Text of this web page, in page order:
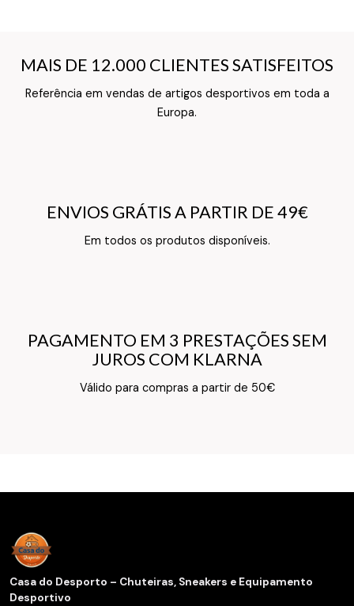
MAIS DE 12.000 CLIENTES SATISFEITOS
Referência em vendas de artigos desportivos em toda a
Europa.
MAIS DE 12.000 CLIENTES SATISFEITOS
Texto do Verso do Cartão de Informação
ENVIOS GRÁTIS A PARTIR DE 49€
Em todos os produtos disponíveis.
ENVIOS GRÁTIS A PARTIR DE 49€
Texto do Verso do Cartão de Informação
PAGAMENTO EM 3 PRESTAÇÕES SEM
JUROS COM KLARNA
Válido para compras a partir de 50€
PAGAMENTO EM 3 PRESTAÇÕES SEM
JUROS COM KLARNA
Texto do Verso do Cartão de Informação
Casa do Desporto – Chuteiras, Sneakers e Equipamento
Desportivo